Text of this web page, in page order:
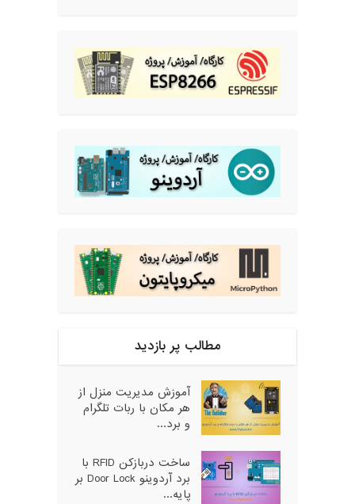
مطالب پر بازدید
آموزش مدیریت منزل از
هر مکان با ربات تلگرام
و برد...
ساخت دربازکن RFID با
برد آردوینو Door Lock بر
پایه...